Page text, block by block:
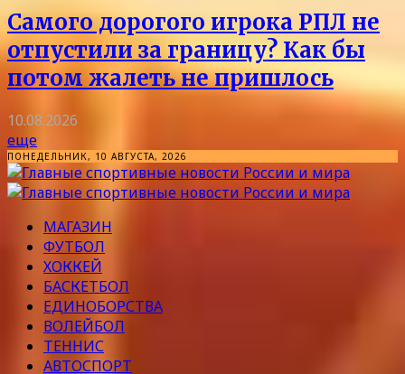
Самого дорогого игрока РПЛ не
отпустили за границу? Как бы
потом жалеть не пришлось
10.08.2026
еще
ПОНЕДЕЛЬНИК, 10 АВГУСТА, 2026
МАГАЗИН
ФУТБОЛ
ХОККЕЙ
БАСКЕТБОЛ
ЕДИНОБОРСТВА
ВОЛЕЙБОЛ
ТЕННИС
АВТОСПОРТ